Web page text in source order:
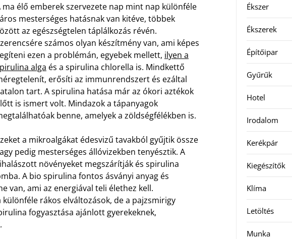
ma élő emberek szervezete nap mint nap különféle
mesterséges hatásnak van kitéve, többek
az egészségtelen táplálkozás révén.
számos olyan készítmény van, ami képes
ezen a problémán, egyebek mellett, ilyen a
alga és a spirulina chlorella is. Mindkettő
erősíti az immunrendszert és ezáltal
tart. A spirulina hatása már az ókori aztékok
is ismert volt. Mindazok a tápanyagok
benne, amelyek a zöldségfélékben is.
a mikroalgákat édesvizű tavakból gyűjtik össze
pedig mesterséges állóvizekben tenyésztik. A
növényeket megszárítják és spirulina
A bio spirulina fontos ásványi anyag és
van, ami az energiával teli élethez kell.
rákos elváltozások, de a pajzsmirigy
fogyasztása ajánlott gyerekeknek,
Ékszer
Ékszerek
Építőipar
Gyűrűk
Hotel
Irodalom
Kerékpár
Kiegészítők
Klíma
Letöltés
Munka